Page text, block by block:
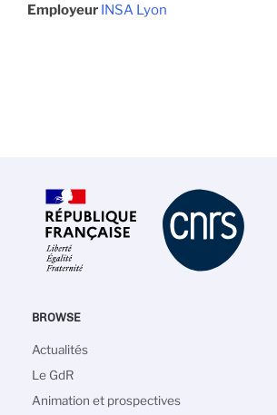
Employeur INSA Lyon
BROWSE
Navigation
principale
Actualités
Le GdR
Animation et prospectives